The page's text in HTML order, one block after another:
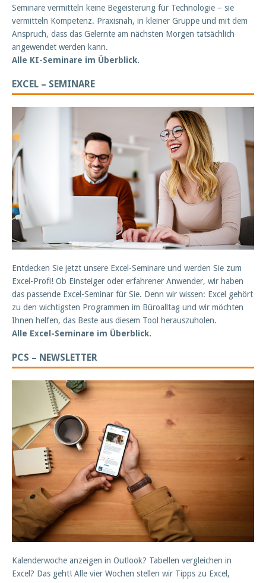
Seminare vermitteln keine Begeisterung für Technologie – sie
vermitteln Kompetenz. Praxisnah, in kleiner Gruppe und mit dem
Anspruch, dass das Gelernte am nächsten Morgen tatsächlich
angewendet werden kann.
Alle KI-Seminare im Überblick.
EXCEL – SEMINARE
Entdecken Sie jetzt unsere Excel-Seminare und werden Sie zum
Excel-Profi! Ob Einsteiger oder erfahrener Anwender, wir haben
das passende Excel-Seminar für Sie. Denn wir wissen: Excel gehört
zu den wichtigsten Programmen im Büroalltag und wir möchten
Ihnen helfen, das Beste aus diesem Tool herauszuholen.
Alle Excel-Seminare im Überblick.
PCS – NEWSLETTER
Kalenderwoche anzeigen in Outlook? Tabellen vergleichen in
Excel? Das geht! Alle vier Wochen stellen wir Tipps zu Excel,